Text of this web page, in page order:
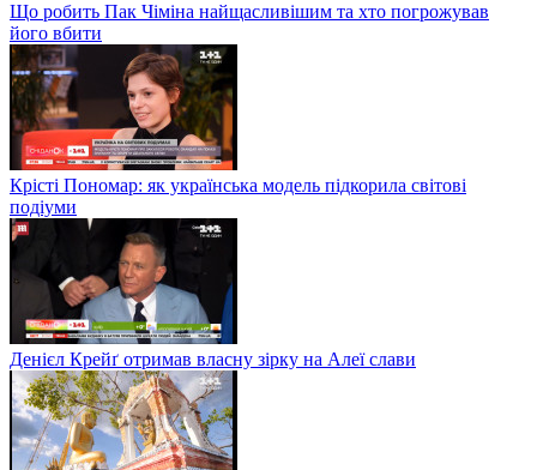
Що робить Пак Чіміна найщасливішим та хто погрожував
його вбити
Крісті Пономар: як українська модель підкорила світові
подіуми
Денієл Крейґ отримав власну зірку на Алеї слави